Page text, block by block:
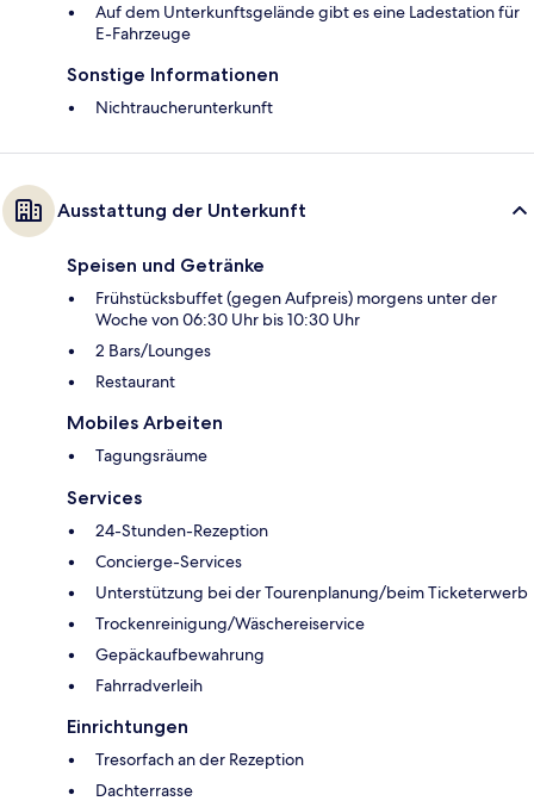
Auf dem Unterkunftsgelände gibt es eine Ladestation für
E-Fahrzeuge
Sonstige Informationen
Nichtraucherunterkunft
Ausstattung der Unterkunft
Speisen und Getränke
Frühstücksbuffet (gegen Aufpreis) morgens unter der
Woche von 06:30 Uhr bis 10:30 Uhr
2 Bars/Lounges
Restaurant
Mobiles Arbeiten
Tagungsräume
Services
24-Stunden-Rezeption
Concierge-Services
Unterstützung bei der Tourenplanung/beim Ticketerwerb
Trockenreinigung/Wäschereiservice
Gepäckaufbewahrung
Fahrradverleih
Einrichtungen
Tresorfach an der Rezeption
Dachterrasse